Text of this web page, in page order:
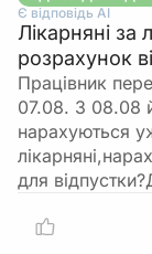
Є відповідь АІ
Лікарняні за
розрахунок
Працівник
07.08. З 08.08
нарахуються
для